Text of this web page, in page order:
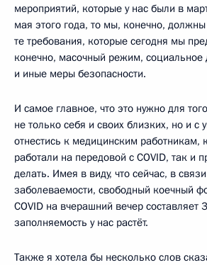
мероприятий, которые у нас были в
мая этого года, то мы, конечно,
те требования, которые сегодня мы
конечно, масочный режим, социальное
и иные меры безопасности.
И самое главное, что это нужно для
не только себя и своих близких, но и с
отнестись к медицинским работникам,
работали на передовой с COVID, так и
делать. Имея в виду, что сейчас, в
заболеваемости, свободный коечный
COVID на вчерашний вечер составляет
заполняемость у нас растёт.
Также я хотела бы несколько слов